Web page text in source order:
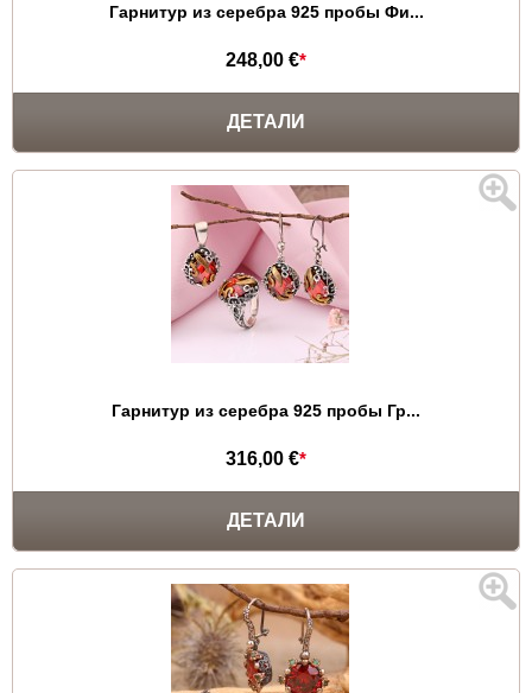
Гарнитур из серебра 925 пробы Фи...
248,00 €*
ДЕТАЛИ
Гарнитур из серебра 925 пробы Гр...
316,00 €*
ДЕТАЛИ